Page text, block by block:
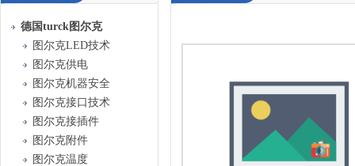
德国turck图尔克
图尔克LED技术
图尔克供电
图尔克机器安全
图尔克接口技术
图尔克接插件
图尔克附件
图尔克温度